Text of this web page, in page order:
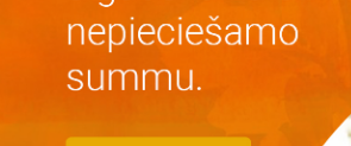
RU